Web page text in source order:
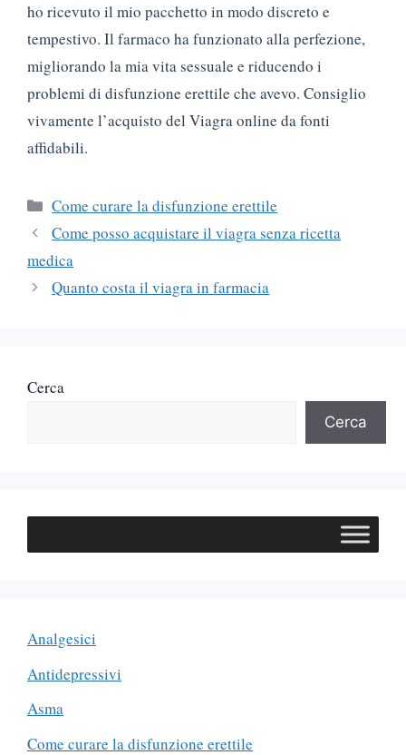
ho ricevuto il mio pacchetto in modo discreto e
tempestivo. Il farmaco ha funzionato alla perfezione,
migliorando la mia vita sessuale e riducendo i
problemi di disfunzione erettile che avevo. Consiglio
vivamente l’acquisto del Viagra online da fonti
affidabili.
Categorie
Come curare la disfunzione erettile
Come posso acquistare il viagra senza ricetta
medica
Quanto costa il viagra in farmacia
Cerca
Cerca
Analgesici
Antidepressivi
Asma
Come curare la disfunzione erettile